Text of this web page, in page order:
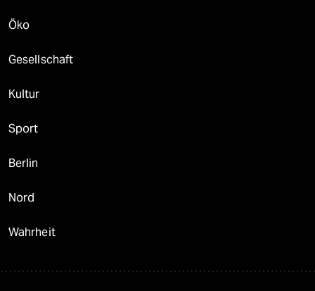
Öko
Gesellschaft
Kultur
Sport
Berlin
Nord
Wahrheit